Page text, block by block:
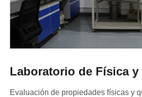
Laboratorio de Física y
Evaluación de propiedades físicas y